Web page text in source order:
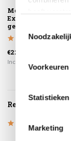
Voorkeuren
Statistieken
Marketing
Montagelevering -
Extra gemak &
geen afval
€225,00
Incl. btw
Reviews
5